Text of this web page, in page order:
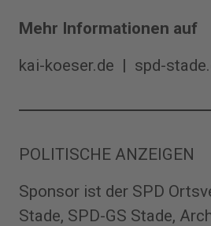
Mehr Informationen auf
kai-koeser.de | spd-
POLITISCHE ANZEIGEN
Sponsor ist der SPD
Stade, SPD-GS Stade,